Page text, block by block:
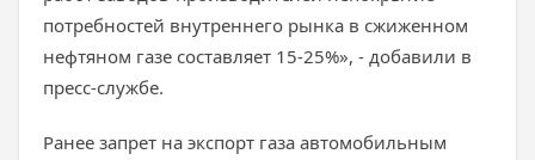
потребностей внутреннего рынка в сжиженном
нефтяном газе составляет 15-25%», - добавили в
пресс-службе.
Ранее запрет на экспорт газа автомобильным